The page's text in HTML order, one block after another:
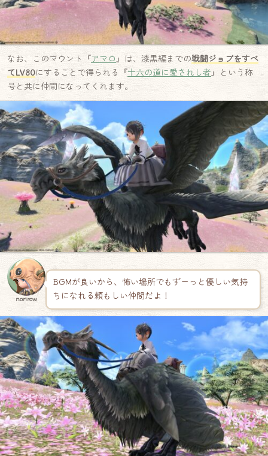
なお、このマウント『アマロ』は、漆黒編までの戦闘ジョブをすべ
てLV80にすることで得られる『十六の道に愛されし者』という称
号と共に仲間になってくれます。
norirow
BGMが良いから、怖い場所でもずーっと優しい気持
ちになれる頼もしい仲間だよ！